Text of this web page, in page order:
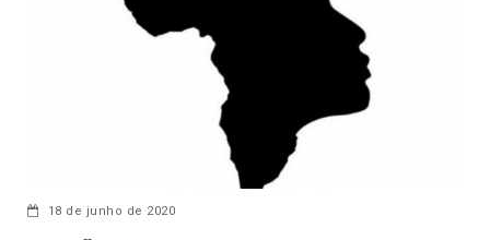
18 de junho de 2020